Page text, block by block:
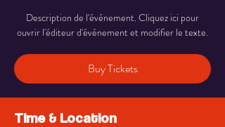
Description de l'événement. Cliquez ici pour
ouvrir l'éditeur d'événement et modifier le texte.
Buy Tickets
Time & Location